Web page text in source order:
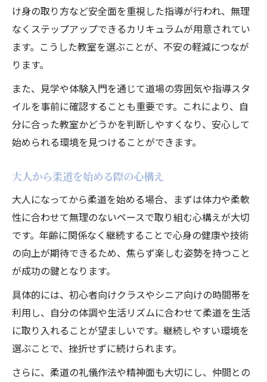
け身の取り方など安全面を重視した指導が行われ、無理
なくステップアップできるカリキュラムが用意されてい
ます。こうした教室を選ぶことが、不安の軽減につなが
ります。
また、見学や体験入門を通じて道場の雰囲気や指導スタ
イルを事前に確認することも重要です。これにより、自
分に合った教室かどうかを判断しやすくなり、安心して
始められる環境を見つけることができます。
大人から柔道を始める際の心構え
大人になってから柔道を始める場合、まずは体力や柔軟
性に合わせて無理のないペースで取り組む心構えが大切
です。年齢に関係なく継続することで心身の健康や技術
の向上が期待できるため、焦らず楽しむ姿勢を持つこと
が成功の鍵となります。
具体的には、初心者向けクラスやシニア向けの時間帯を
利用し、自分の体調や生活リズムに合わせて柔道を生活
に取り入れることが望ましいです。継続しやすい環境を
選ぶことで、挫折せずに続けられます。
さらに、柔道の礼儀作法や精神面も大切にし、仲間との